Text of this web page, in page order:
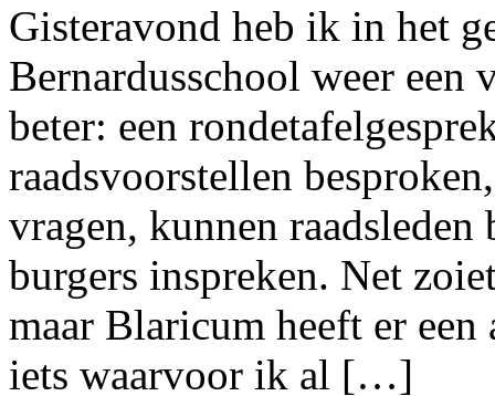
Gisteravond heb ik in het
Bernardusschool weer een
beter: een
raadsvoorstellen
vragen, kunnen
burgers inspreken. Net
maar Blaricum heeft er
iets waarvoor ik al […]